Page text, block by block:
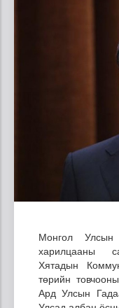
Монгол
харилцааны
Хятадын
төрийн
Ард Улсын